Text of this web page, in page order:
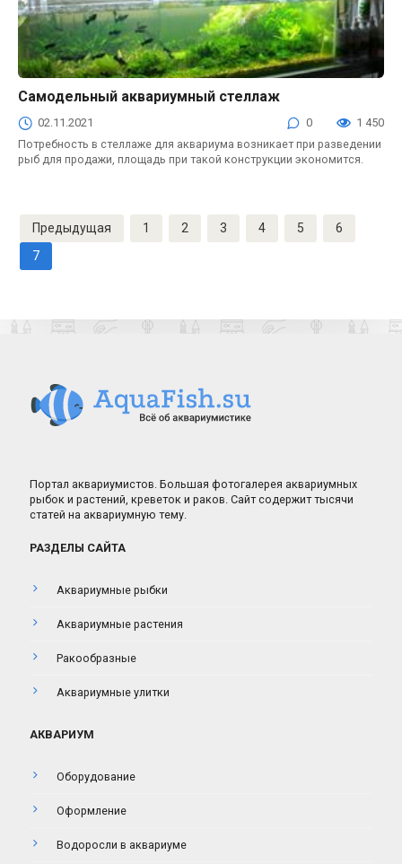
Тумбы для аквариумов
Самодельный аквариумный стеллаж
02.11.2021 0
1 450
Потребность в стеллаже для аквариума возникает при разведении
рыб для продажи, площадь при такой конструкции экономится.
Навигация
по
записям
Предыдущая 1 2 3 4 5
6
7
Портал аквариумистов. Большая фотогалерея аквариумных
рыбок и растений, креветок и раков. Сайт содержит тысячи
статей на аквариумную тему.
РАЗДЕЛЫ САЙТА
Аквариумные рыбки
Аквариумные растения
Ракообразные
Аквариумные улитки
АКВАРИУМ
Оборудование
Оформление
Водоросли в аквариуме